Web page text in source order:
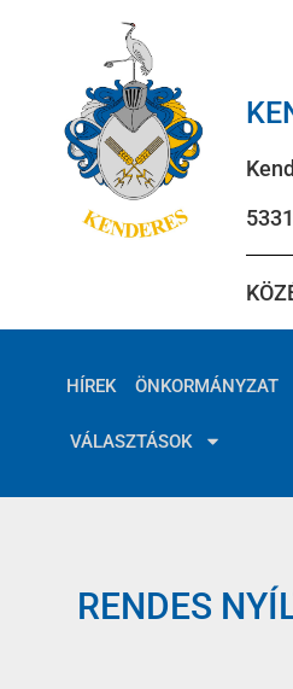
HÍREK ÖNKORMÁNYZAT
VÁLASZTÁSOK
RENDES